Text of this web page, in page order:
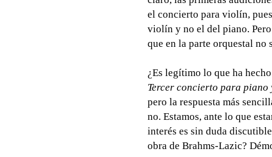
el concierto para violín,
violín y no el del piano.
que en la parte orquestal no
¿Es legítimo lo que ha
Tercer concierto para piano
pero la respuesta más
no. Estamos, ante lo que
interés es sin duda
obra de Brahms-Lazic?